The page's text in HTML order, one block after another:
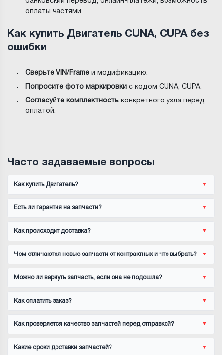
оплаты частями
Как купить Двигатель CUNA, CUPA без
ошибки
Сверьте VIN/Frame и модификацию.
Попросите фото маркировки с кодом CUNA, CUPA.
Согласуйте комплектность конкретного узла перед
оплатой.
Часто задаваемые вопросы
Как купить Двигатель?
Есть ли гарантия на запчасти?
Как происходит доставка?
Чем отличаются новые запчасти от контрактных и что выбрать?
Можно ли вернуть запчасть, если она не подошла?
Как оплатить заказ?
Как проверяется качество запчастей перед отправкой?
Какие сроки доставки запчастей?